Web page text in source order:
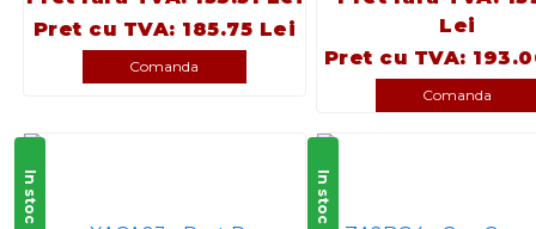
Pret cu TVA: 185.75 Lei
Comanda
Lei
Pret cu TVA:
Comanda
In stoc In stoc